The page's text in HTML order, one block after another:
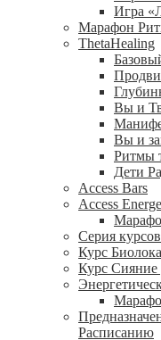
Игра
Марафон
ThetaHealing
Вы и
Вы и
Ритмы
Дети
Access Bars
Access
Серия
Курс
Курс
Расписанию